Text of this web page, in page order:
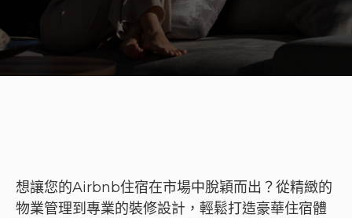
想讓您的Airbnb住宿在市場中脫穎而出？從精緻的
物業管理到專業的裝修設計，輕鬆打造豪華住宿體